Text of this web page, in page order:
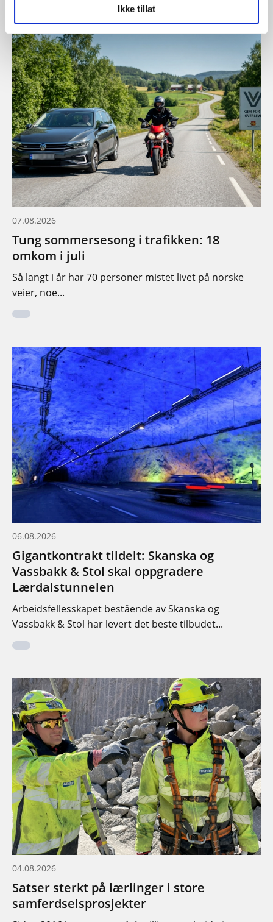
Ikke tillat
07.08.2026
Tung sommersesong i trafikken: 18
omkom i juli
Så langt i år har 70 personer mistet livet på norske
veier, noe...
06.08.2026
Gigantkontrakt tildelt: Skanska og
Vassbakk & Stol skal oppgradere
Lærdalstunnelen
Arbeidsfellesskapet bestående av Skanska og
Vassbakk & Stol har levert det beste tilbudet...
04.08.2026
Satser sterkt på lærlinger i store
samferdselsprosjekter